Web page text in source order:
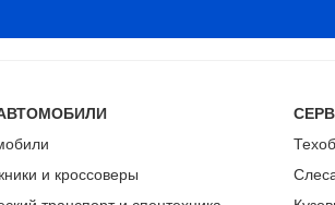
и кроссоверы